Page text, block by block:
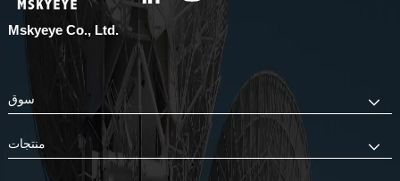
Mskyeye Co., Ltd.
سوق
منتجات